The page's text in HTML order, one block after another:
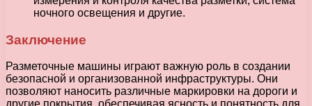
ночного освещения и другие.
Заключение
Разметочные машины играют важную роль в создании
безопасной и организованной инфраструктуры. Они
позволяют наносить различные маркировки на дороги и